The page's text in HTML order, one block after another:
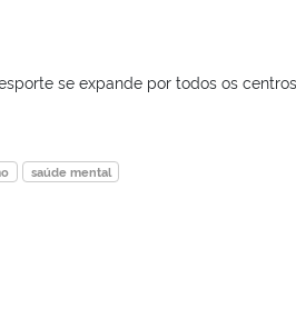
se expande por todos os
saúde mental